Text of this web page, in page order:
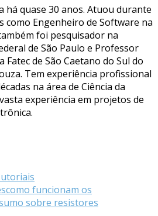
há quase 30 anos. Atuou durante
como Engenheiro de Software na
foi pesquisador na
de São Paulo e Professor
de São Caetano do Sul do
Tem experiência profissional
na área de Ciência da
experiência em projetos de
como funcionam os
sobre resistores